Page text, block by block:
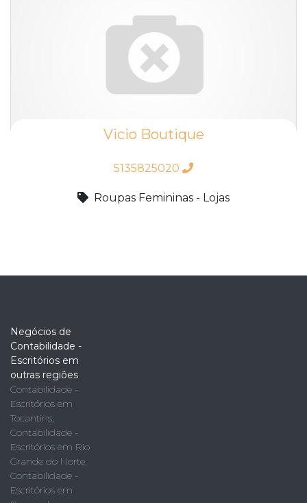
Vicio Boutique
5135825020
Roupas Femininas - Lojas
Negócios de
Contabilidade -
Escritórios em
outras regiões
Contabilidade -
Escritórios em
Tocantins,
Contabilidade -
Escritórios em Rio
Grande do Norte,
Contabilidade -
Escritórios em